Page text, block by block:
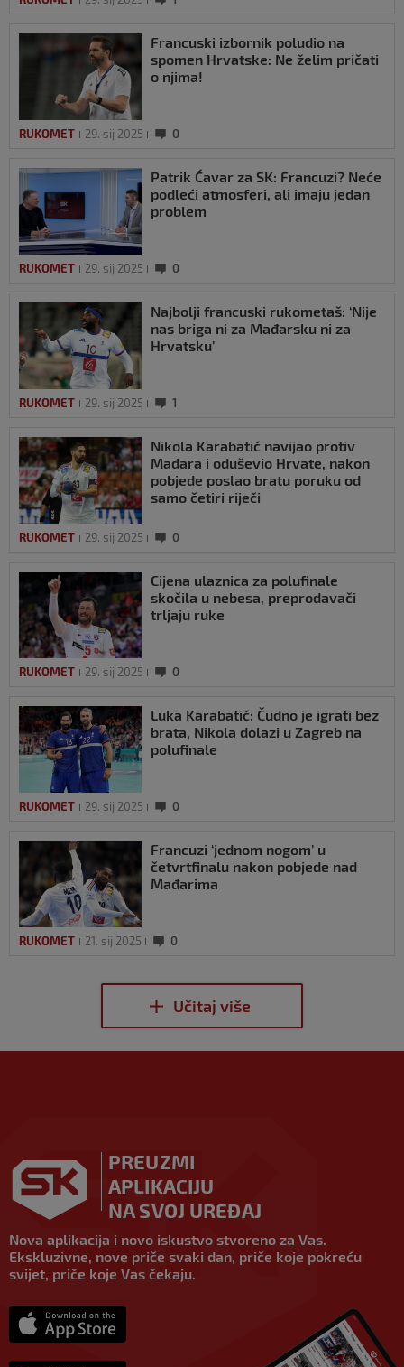
Francuski izbornik poludio na
spomen Hrvatske: Ne želim pričati
o njima!
RUKOMET 29. sij 2025 0
Patrik Ćavar za SK: Francuzi? Neće
podleći atmosferi, ali imaju jedan
problem
RUKOMET 29. sij 2025 0
Najbolji francuski rukometaš: ‘Nije
nas briga ni za Mađarsku ni za
Hrvatsku’
RUKOMET 29. sij 2025 1
Nikola Karabatić navijao protiv
Mađara i oduševio Hrvate, nakon
pobjede poslao bratu poruku od
samo četiri riječi
RUKOMET 29. sij 2025 0
Cijena ulaznica za polufinale
skočila u nebesa, preprodavači
trljaju ruke
RUKOMET 29. sij 2025 0
Luka Karabatić: Čudno je igrati bez
brata, Nikola dolazi u Zagreb na
polufinale
RUKOMET 29. sij 2025 0
Francuzi ‘jednom nogom’ u
četvrtfinalu nakon pobjede nad
Mađarima
RUKOMET 21. sij 2025 0
PREUZMI
APLIKACIJU
NA SVOJ UREĐAJ
Nova aplikacija i novo iskustvo stvoreno za Vas.
Ekskluzivne, nove priče svaki dan, priče koje pokreću
svijet, priče koje Vas čekaju.